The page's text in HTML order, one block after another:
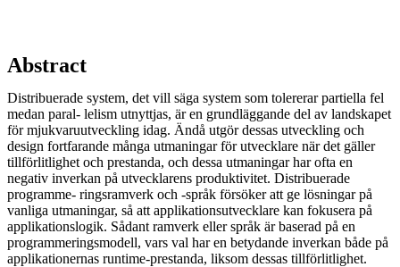
Abstract
Distribuerade system, det vill säga system som tolererar partiella fel
medan paral- lelism utnyttjas, är en grundläggande del av landskapet
för mjukvaruutveckling idag. Ändå utgör dessas utveckling och
design fortfarande många utmaningar för utvecklare när det gäller
tillförlitlighet och prestanda, och dessa utmaningar har ofta en
negativ inverkan på utvecklarens produktivitet. Distribuerade
programme- ringsramverk och -språk försöker att ge lösningar på
vanliga utmaningar, så att applikationsutvecklare kan fokusera på
applikationslogik. Sådant ramverk eller språk är baserad på en
programmeringsmodell, vars val har en betydande inverkan både på
applikationernas runtime-prestanda, liksom dessas tillförlitlighet.